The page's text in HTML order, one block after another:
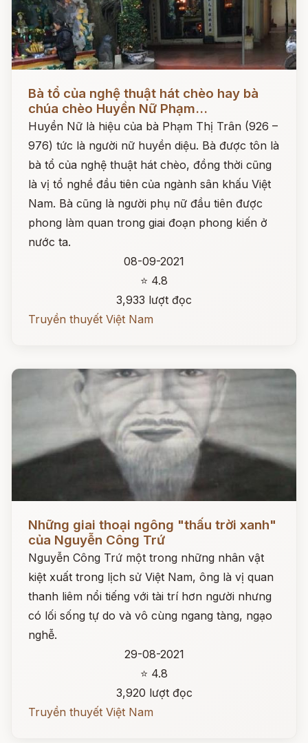
Đọc ngay
Bà tổ của nghệ thuật hát chèo hay bà
chúa chèo Huyền Nữ Phạm...
Huyền Nữ là hiệu của bà Phạm Thị Trân (926 –
976) tức là người nữ huyền diệu. Bà được tôn là
bà tổ của nghệ thuật hát chèo, đồng thời cũng
là vị tổ nghề đầu tiên của ngành sân khấu Việt
Nam. Bà cũng là người phụ nữ đầu tiên được
phong làm quan trong giai đoạn phong kiến ở
nước ta.
08-09-2021
⭐ 4.8
3,933 lượt đọc
Truyền thuyết Việt Nam
Những giai thoại ngông "thấu trời xanh"
của Nguyễn Công Trứ
Nguyễn Công Trứ một trong những nhân vật
kiệt xuất trong lịch sử Việt Nam, ông là vị quan
thanh liêm nổi tiếng với tài trí hơn người nhưng
có lối sống tự do và vô cùng ngang tàng, ngạo
nghễ.
29-08-2021
⭐ 4.8
3,920 lượt đọc
Truyền thuyết Việt Nam